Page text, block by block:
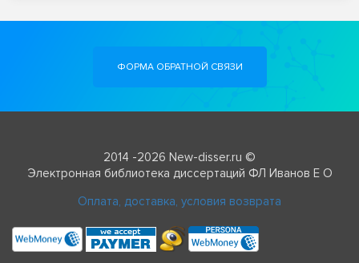
ФОРМА ОБРАТНОЙ СВЯЗИ
2014 -2026 New-disser.ru ©
Электронная библиотека диссертаций ФЛ Иванов Е О
Оплата, доставка, условия возврата